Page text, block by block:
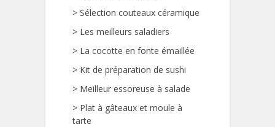
> Sélection couteaux céramique
> Les meilleurs saladiers
> La cocotte en fonte émaillée
> Kit de préparation de sushi
> Meilleur essoreuse à salade
> Plat à gâteaux et moule à
tarte